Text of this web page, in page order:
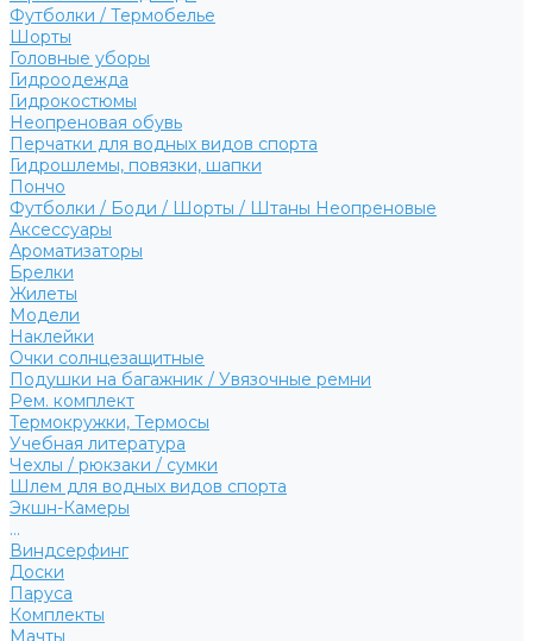
Футболки / Термобелье
Шорты
Головные уборы
Гидроодежда
Гидрокостюмы
Неопреновая обувь
Перчатки для водных видов спорта
Гидрошлемы, повязки, шапки
Пончо
Футболки / Боди / Шорты / Штаны Неопреновые
Аксессуары
Ароматизаторы
Брелки
Жилеты
Модели
Наклейки
Очки солнцезащитные
Подушки на багажник / Увязочные ремни
Рем. комплект
Термокружки, Термосы
Учебная литература
Чехлы / рюкзаки / сумки
Шлем для водных видов спорта
Экшн-Камеры
...
Виндсерфинг
Доски
Паруса
Комплекты
Мачты